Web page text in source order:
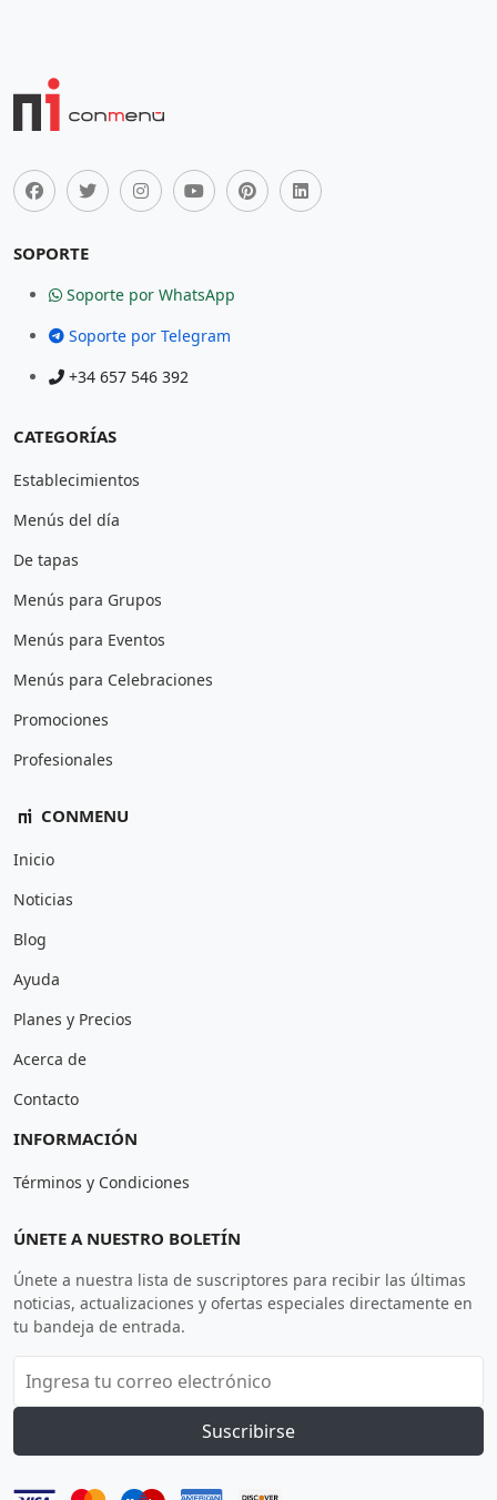
SOPORTE
Soporte por WhatsApp
Soporte por Telegram
+34 657 546 392
CATEGORÍAS
Establecimientos
Menús del día
De tapas
Menús para Grupos
Menús para Eventos
Menús para Celebraciones
Promociones
Profesionales
CONMENU
Inicio
Noticias
Blog
Ayuda
Planes y Precios
Acerca de
Contacto
INFORMACIÓN
Términos y Condiciones
ÚNETE A NUESTRO BOLETÍN
Únete a nuestra lista de suscriptores para recibir las últimas
noticias, actualizaciones y ofertas especiales directamente en
tu bandeja de entrada.
Suscribirse